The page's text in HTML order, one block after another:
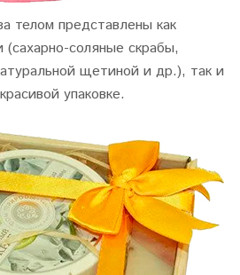
телом представлены как
соляные скрабы,
щетиной и др.), так и
упаковке.